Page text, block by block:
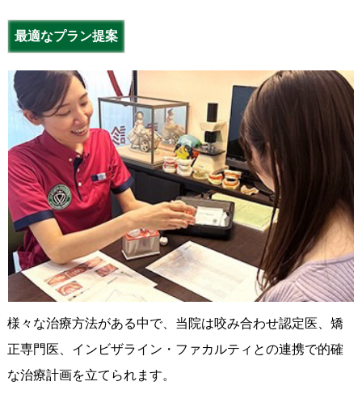
最適なプラン提案
様々な治療方法がある中で、当院は咬み合わせ認定医、矯
正専門医、インビザライン・ファカルティとの連携で的確
な治療計画を立てられます。